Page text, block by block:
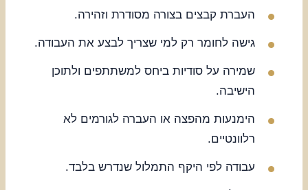
העברת קבצים בצורה מסודרת וזהירה.
גישה לחומר רק למי שצריך לבצע את העבודה.
שמירה על סודיות ביחס למשתתפים ולתוכן
הישיבה.
הימנעות מהפצה או העברה לגורמים לא
רלוונטיים.
עבודה לפי היקף התמלול שנדרש בלבד.